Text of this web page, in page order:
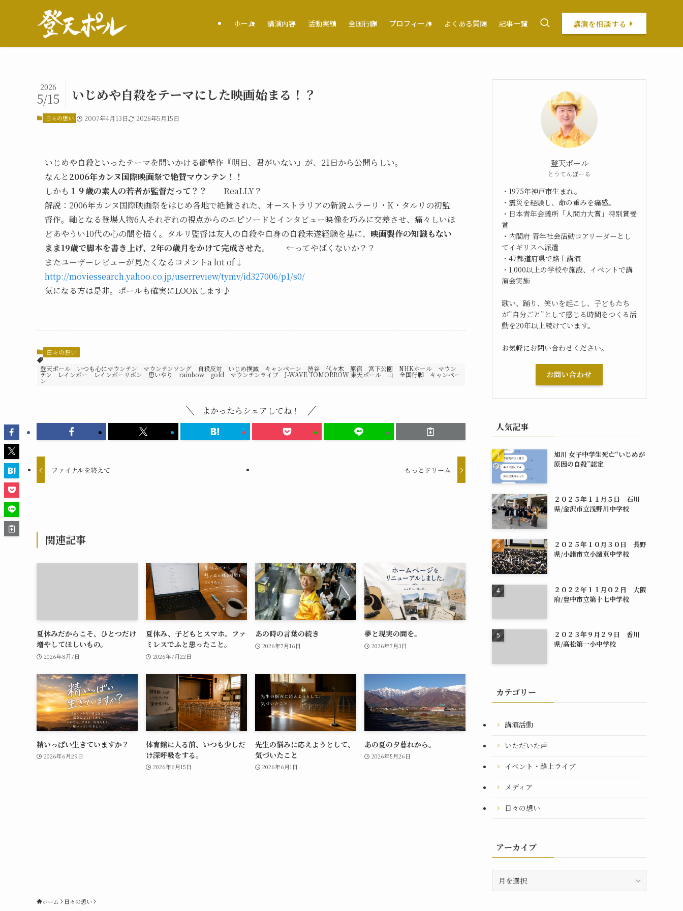
ホーム 講演内容 活動実績 全国行脚 プロフィール よくある質問 記事一覧 講演を相談する
いじめや自殺をテーマにした映画始まる！？
2026
5/15
日々の想い 2007年4月13日 2026年5月15日
いじめや自殺といったテーマを問いかける衝撃作『明日、君がいない』が、21日から公開らしい。
なんと2006年カンヌ国際映画祭で絶賛マウンテン！！
しかも １９歳の素人の若者が監督だって？？
ReaLLY？
解説：2006年カンヌ国際映画祭をはじめ各地で絶賛された、オーストラリアの新鋭ムラーリ・K・タルリの初監
督作。軸となる登場人物6人それぞれの視点からのエピソードとインタビュー映像を巧みに交差させ、痛々しいほ
どあやうい10代の心の闇を描く。タルリ監督は友人の自殺や自身の自殺未遂経験を基に、 映画製作の知識もない
まま19歳で脚本を書き上げ、2年の歳月をかけて完成させた。
←ってやばくないか？？
またユーザーレビューが見たくなるコメントa lot of↓
http://moviessearch.yahoo.co.jp/userreview/tymv/id327006/p1/s0/
気になる方は是非。ポールも確実にLOOKします♪
日々の想い
登天ポール いつも心にマウンテン マウンテンソング 自殺反対 いじめ撲滅 キャンペーン 渋谷 代々木 原宿 宮下公園 NHKホール マウン
テン レインボー レインボーリボン 思いやり rainbow gold マウンテンライブ J-WAVE TOMORROW 東天ポール 山 全国行脚 キャンペー
ン
よかったらシェアしてね！
ファイナルを終えて もっとドリーム
関連記事
夏休みだからこそ、ひとつだけ
増やしてほしいもの。
2026年8月7日
夏休み、子どもとスマホ。ファ
ミレスでふと思ったこと。
2026年7月22日
あの時の言葉の続き
2026年7月16日
夢と現実の間を。
2026年7月3日
精いっぱい生きていますか？
2026年6月29日
体育館に入る前、いつも少しだ
け深呼吸をする。
2026年6月15日
先生の悩みに応えようとして、
気づいたこと
2026年6月1日
あの夏の夕暮れから。
2026年5月26日
登天ポール
とうてんぽーる
・1975年神戸市生まれ。
・震災を経験し、命の重みを痛感。
・日本青年会議所「人間力大賞」特別賞受
賞
・内閣府 青年社会活動コアリーダーとし
てイギリスへ派遣
・47都道府県で路上講演
・1,000以上の学校や施設、イベントで講
演会実施
歌い、踊り、笑いを起こし、子どもたち
が”自分ごと”として感じる時間をつくる活
動を20年以上続けています。
お気軽にお問い合わせください。
お問い合わせ
人気記事
旭川 女子中学生死亡“いじめが
原因の自殺”認定
２０２５年１１月５日 石川
県/金沢市立浅野川中学校
２０２５年１０月３０日 長野
県/小諸市立小諸東中学校
２０２２年１１月０２日 大阪
府/豊中市立第十七中学校
２０２３年９月２９日 香川
県/高松第一小中学校
カテゴリー
講演活動
いただいた声
イベント・路上ライブ
メディア
日々の想い
アーカイブ
ホーム 日々の想い